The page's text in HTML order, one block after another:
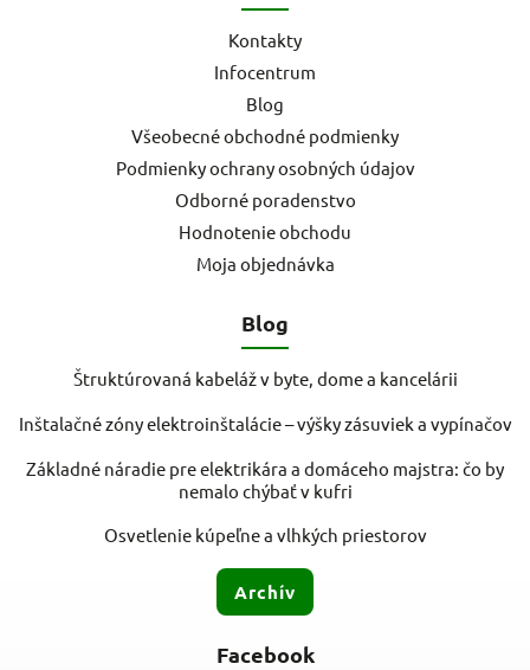
Kontakty
Infocentrum
Blog
Všeobecné obchodné podmienky
Podmienky ochrany osobných údajov
Odborné poradenstvo
Hodnotenie obchodu
Moja objednávka
Blog
Štruktúrovaná kabeláž v byte, dome a kancelárii
Inštalačné zóny elektroinštalácie – výšky zásuviek a vypínačov
Základné náradie pre elektrikára a domáceho majstra: čo by
nemalo chýbať v kufri
Osvetlenie kúpeľne a vlhkých priestorov
Archív
Facebook